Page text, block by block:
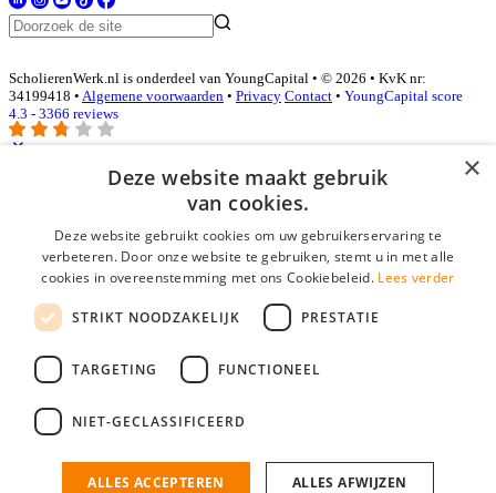
ScholierenWerk.nl is onderdeel van YoungCapital • © 2026 • KvK nr:
34199418 • Algemene voorwaarden • Privacy Contact • YoungCapital score
4.3 - 3366 reviews
Inloggen als bedrijf
E-mail*
Wachtwoord
login gegevens onthouden
login
Bedrijf aanmelden
nieuwe collega/werknemer zo gevonden!
×
Deze website maakt gebruik
van cookies.
Deze website gebruikt cookies om uw gebruikerservaring te
verbeteren. Door onze website te gebruiken, stemt u in met alle
cookies in overeenstemming met ons Cookiebeleid. Lees verder
STRIKT NOODZAKELIJK PRESTATIE
TARGETING FUNCTIONEEL
NIET-GECLASSIFICEERD
ALLES ACCEPTEREN ALLES AFWIJZEN